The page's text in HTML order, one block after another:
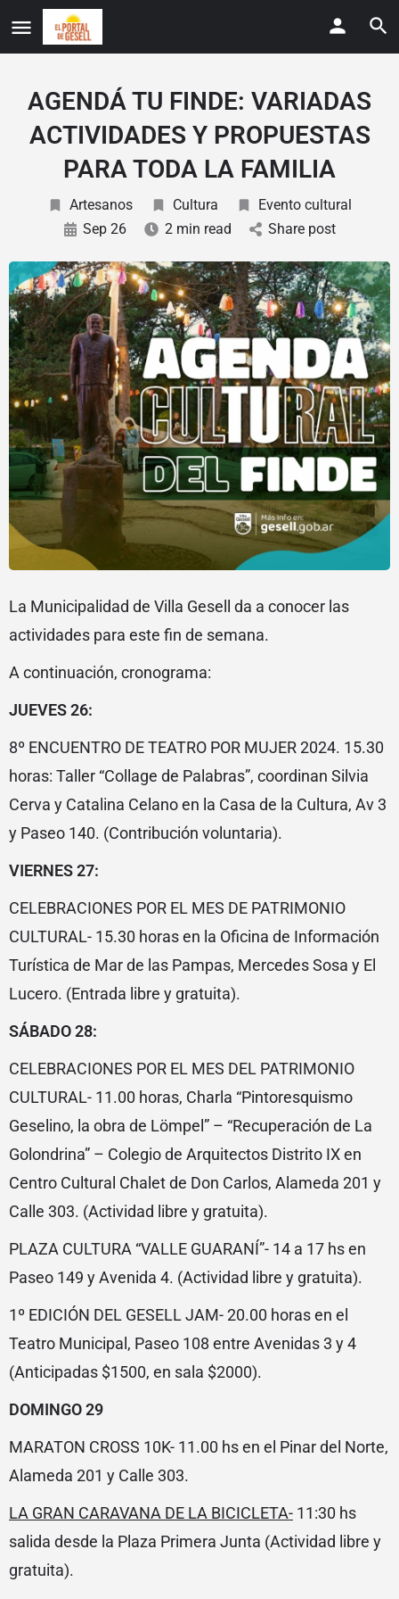
AGENDÁ TU FINDE: VARIADAS
ACTIVIDADES Y PROPUESTAS
PARA TODA LA FAMILIA
Artesanos Cultura
Evento cultural
Sep 26
2 min read Share post
La Municipalidad de Villa Gesell da a conocer las
actividades para este fin de semana.
A continuación, cronograma:
JUEVES 26:
8º ENCUENTRO DE TEATRO POR MUJER 2024. 15.30
horas: Taller “Collage de Palabras”, coordinan Silvia
Cerva y Catalina Celano en la Casa de la Cultura, Av 3
y Paseo 140. (Contribución voluntaria).
VIERNES 27:
CELEBRACIONES POR EL MES DE PATRIMONIO
CULTURAL- 15.30 horas en la Oficina de Información
Turística de Mar de las Pampas, Mercedes Sosa y El
Lucero. (Entrada libre y gratuita).
SÁBADO 28:
CELEBRACIONES POR EL MES DEL PATRIMONIO
CULTURAL- 11.00 horas, Charla “Pintoresquismo
Geselino, la obra de Lömpel” – “Recuperación de La
Golondrina” – Colegio de Arquitectos Distrito IX en
Centro Cultural Chalet de Don Carlos, Alameda 201 y
Calle 303. (Actividad libre y gratuita).
PLAZA CULTURA “VALLE GUARANÍ”- 14 a 17 hs en
Paseo 149 y Avenida 4. (Actividad libre y gratuita).
1º EDICIÓN DEL GESELL JAM- 20.00 horas en el
Teatro Municipal, Paseo 108 entre Avenidas 3 y 4
(Anticipadas $1500, en sala $2000).
DOMINGO 29
MARATON CROSS 10K- 11.00 hs en el Pinar del Norte,
Alameda 201 y Calle 303.
LA GRAN CARAVANA DE LA BICICLETA- 11:30 hs
salida desde la Plaza Primera Junta (Actividad libre y
gratuita).